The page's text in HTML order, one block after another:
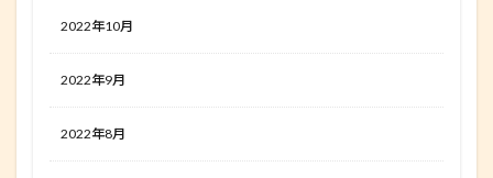
2022年10月
2022年9月
2022年8月